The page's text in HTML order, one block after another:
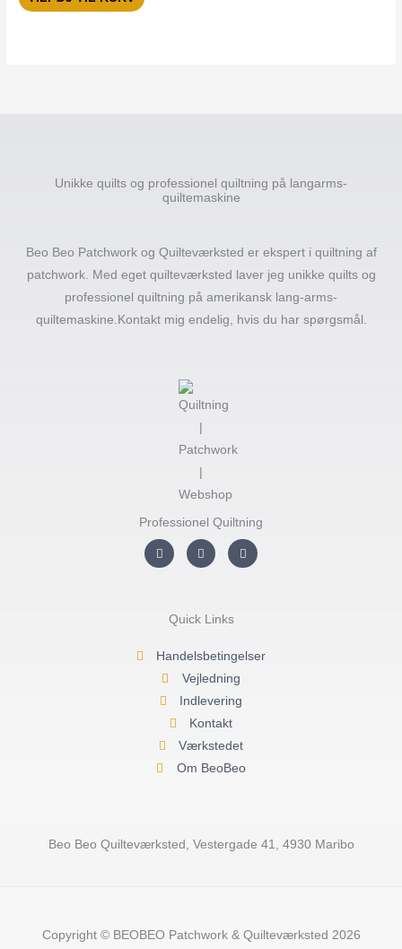
Unikke quilts og professionel quiltning på langarms-
quiltemaskine
Beo Beo Patchwork og Quilteværksted er ekspert i quiltning af
patchwork. Med eget quilteværksted laver jeg unikke quilts og
professionel quiltning på amerikansk lang-arms-
quiltemaskine.Kontakt mig endelig, hvis du har spørgsmål.
Professionel Quiltning
n
s
F
a
c
o
k
Y
o
u
Quick Links
Handelsbetingelser
Vejledning
Indlevering
Kontakt
Værkstedet
Om BeoBeo
Beo Beo Quilteværksted, Vestergade 41, 4930 Maribo
Copyright © BEOBEO Patchwork & Quilteværksted 2026